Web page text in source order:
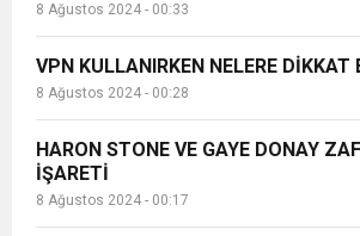
8 Ağustos 2024 - 00:33
VPN KULLANIRKEN NELERE DİKKAT
8 Ağustos 2024 - 00:28
HARON STONE VE GAYE DONAY
İŞARETİ
8 Ağustos 2024 - 00:17